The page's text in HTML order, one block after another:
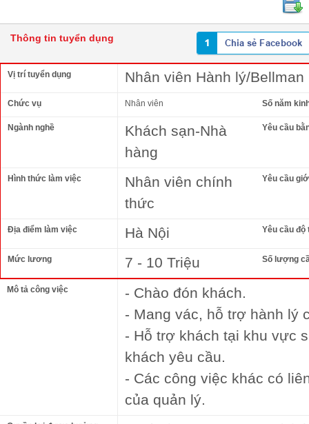
Thông tin tuyển dụng
Vị trí tuyển dụng Nhân viên Hành lý/Bellman
Chức vụ Nhân viên Số năm
Ngành nghề
Khách sạn-Nhà
hàng
Yêu cầu
Hình thức làm việc
Nhân viên chính
thức
Yêu cầu
Địa điểm làm việc Hà Nội Yêu cầu độ
Mức lương 7 - 10 Triệu Số lượng
Mô tả công việc
- Chào đón khách.
- Mang vác, hỗ trợ hành lý
- Hỗ trợ khách tại khu vực
khách yêu cầu.
- Các công việc khác có
của quản lý.